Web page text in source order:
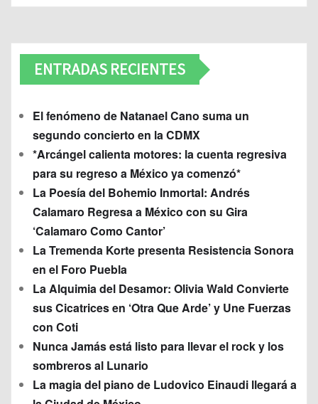
ENTRADAS RECIENTES
El fenómeno de Natanael Cano suma un
segundo concierto en la CDMX
*Arcángel calienta motores: la cuenta regresiva
para su regreso a México ya comenzó*
La Poesía del Bohemio Inmortal: Andrés
Calamaro Regresa a México con su Gira
‘Calamaro Como Cantor’
La Tremenda Korte presenta Resistencia Sonora
en el Foro Puebla
La Alquimia del Desamor: Olivia Wald Convierte
sus Cicatrices en ‘Otra Que Arde’ y Une Fuerzas
con Coti
Nunca Jamás está listo para llevar el rock y los
sombreros al Lunario
La magia del piano de Ludovico Einaudi llegará a